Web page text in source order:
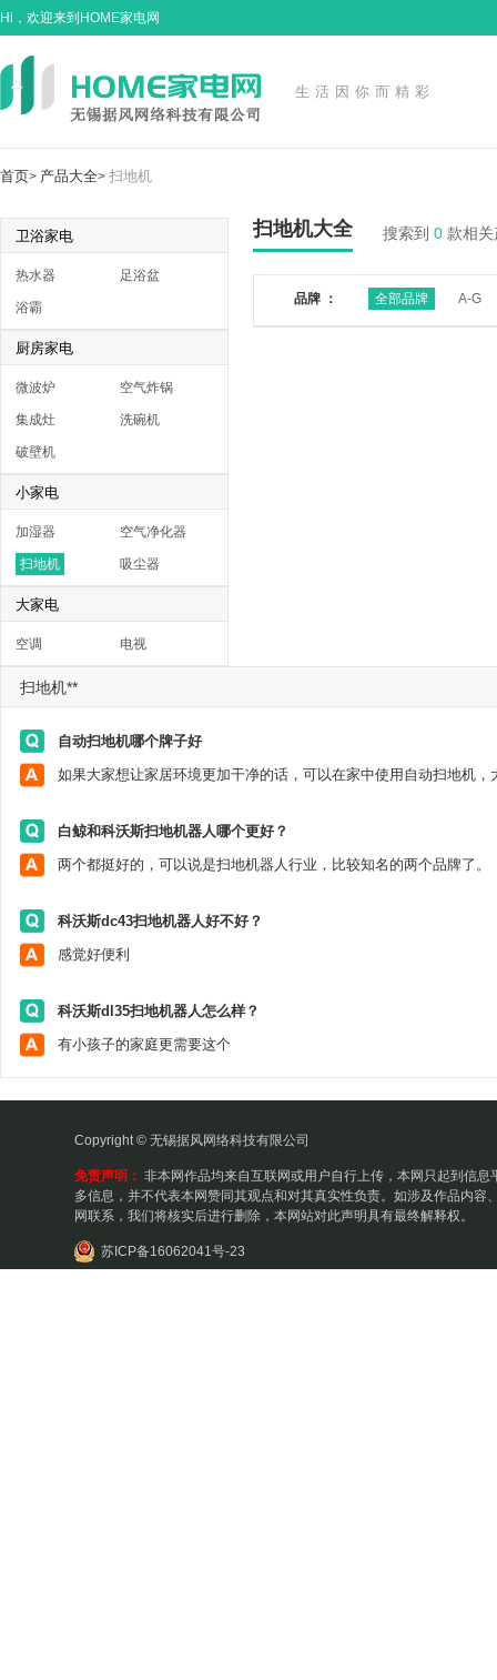
Hi，欢迎来到HOME家电网
生活因你而精彩
首页> 产品大全> 扫地机
卫浴家电
热水器 足浴盆
浴霸
厨房家电
微波炉 空气炸锅
集成灶 洗碗机
破壁机
小家电
加湿器 空气净化器
扫地机 吸尘器
大家电
空调 电视
扫地机大全 搜索到 0 款相关
品牌 ： 全部品牌 A-G
扫地机**
自动扫地机哪个牌子好
白鲸和科沃斯扫地机器人哪个更好？
两个都挺好的，可以说是扫地机器人行业，比较知名的两个品牌了。
科沃斯dc43扫地机器人好不好？
感觉好便利
科沃斯dl35扫地机器人怎么样？
有小孩子的家庭更需要这个
Copyright © 无锡据风网络科技有限公司
免责声明： 非本网作品均来自互联网或用户自行上传，本网只起到信息
多信息，并不代表本网赞同其观点和对其真实性负责。如涉及作品内容
网联系，我们将核实后进行删除，本网站对此声明具有最终解释权。
苏ICP备16062041号-23